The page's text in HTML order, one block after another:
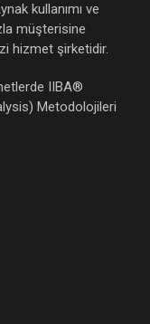
kullanımı ve
müşterisine
hizmet şirketidir.
IIBA®
Metodolojileri